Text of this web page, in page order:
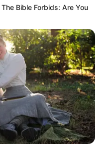
Scenes Still Trending
Bible Forbids: Are You